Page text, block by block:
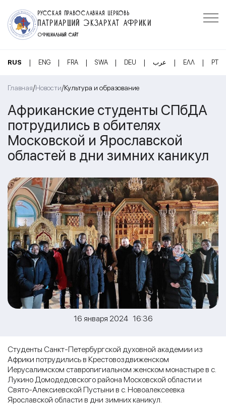
РУССКАЯ ПРАВОСЛАВНАЯ ЦЕРКОВЬ
ПАТРИАРШИЙ ЭКЗАРХАТ АФРИКИ
ОФИЦИАЛЬНЫЙ САЙТ
RUS | ENG | FRA | SWA | DEU | عرب | ΕΛΛ | PT
Главная/Новости/Культура и образование
Африканские студенты СПбДА
потрудились в обителях
Московской и Ярославской
областей в дни зимних каникул
16 января 2024 16:36
Студенты Санкт-Петербургской духовной академии из
Африки потрудились в Крестовоздвиженском
Иерусалимском ставропигиальном женском монастыре в с.
Лукино Домодедовского района Московской области и
Свято-Алексиевской Пустыни в с. Новоалексеевка
Ярославской области в дни зимних каникул.